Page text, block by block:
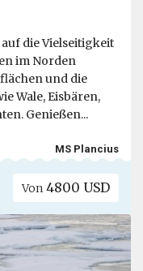
die Vielseitigkeit
im Norden
und die
Wale, Eisbären,
Genießen...
MS Plancius
Von 4800 USD